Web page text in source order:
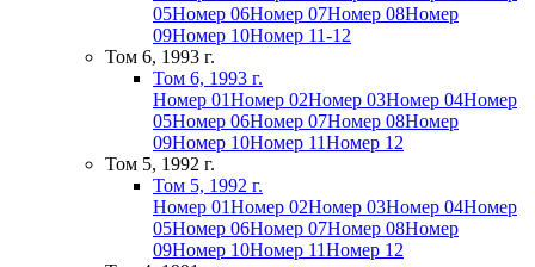
05Номер 06Номер 07Номер 08Номер
09Номер 10Номер 11-12
Том 6, 1993 г.
Том 6, 1993 г.
Номер 01Номер 02Номер 03Номер 04Номер
05Номер 06Номер 07Номер 08Номер
09Номер 10Номер 11Номер 12
Том 5, 1992 г.
Том 5, 1992 г.
Номер 01Номер 02Номер 03Номер 04Номер
05Номер 06Номер 07Номер 08Номер
09Номер 10Номер 11Номер 12